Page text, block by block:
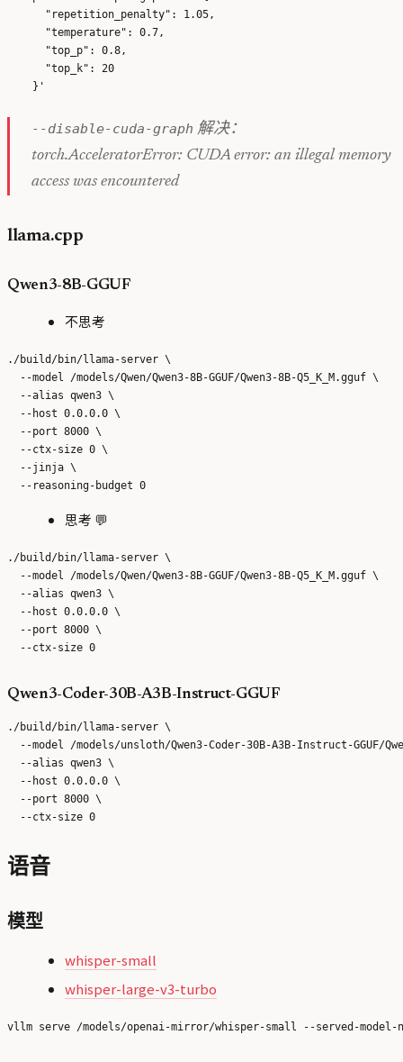
      "repetition_penalty": 1.05,
      "temperature": 0.7,
      "top_p": 0.8,
      "top_k": 20
--disable-cuda-graph 解决：
torch.AcceleratorError: CUDA error: an illegal memory
access was encountered
llama.cpp
Qwen3-8B-GGUF
不思考
./build/bin/llama-server \
  --model /models/Qwen/Qwen3-8B-GGUF/Qwen3-8B-Q5_K_M.gguf \
  --alias qwen3 \
  --host 0.0.0.0 \
  --port 8000 \
  --ctx-size 0 \
  --jinja \
思考 💬
./build/bin/llama-server \
  --model /models/Qwen/Qwen3-8B-GGUF/Qwen3-8B-Q5_K_M.gguf \
  --alias qwen3 \
  --host 0.0.0.0 \
  --port 8000 \
Qwen3-Coder-30B-A3B-Instruct-GGUF
./build/bin/llama-server \
--model /models/unsloth/Qwen3-Coder-30B-A3B-Instruct-GGUF/
  --alias qwen3 \
  --host 0.0.0.0 \
  --port 8000 \
语音
模型
whisper-small
whisper-large-v3-turbo